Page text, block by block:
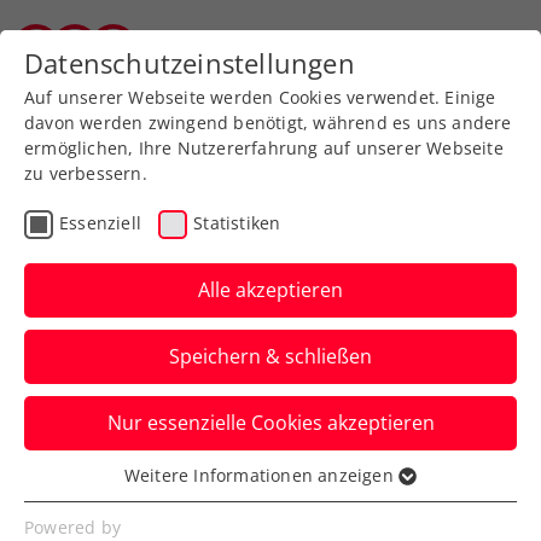
Aktuelle News
News filtern
Datenschutzeinstellungen
Auf unserer Webseite werden Cookies verwendet. Einige
davon werden zwingend benötigt, während es uns andere
ermöglichen, Ihre Nutzererfahrung auf unserer Webseite
zu verbessern.
Essenziell Statistiken
Alle akzeptieren
Speichern & schließen
Nur essenzielle Cookies akzeptieren
Essenziell
Essenzielle Cookies werden für grundlegende
Weitere Informationen anzeigen
Powered by